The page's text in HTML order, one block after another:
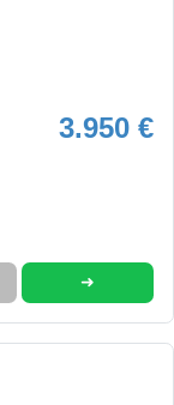
3.950 €
➜